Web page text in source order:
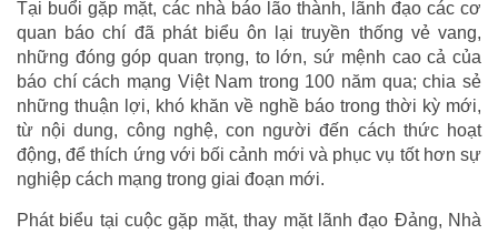
Tại buổi gặp mặt, các nhà báo lão thành, lãnh đạo các cơ
quan báo chí đã phát biểu ôn lại truyền thống vẻ vang,
những đóng góp quan trọng, to lớn, sứ mệnh cao cả của
báo chí cách mạng Việt Nam trong 100 năm qua; chia sẻ
những thuận lợi, khó khăn về nghề báo trong thời kỳ mới,
từ nội dung, công nghệ, con người đến cách thức hoạt
động, để thích ứng với bối cảnh mới và phục vụ tốt hơn sự
nghiệp cách mạng trong giai đoạn mới.
Phát biểu tại cuộc gặp mặt, thay mặt lãnh đạo Đảng, Nhà